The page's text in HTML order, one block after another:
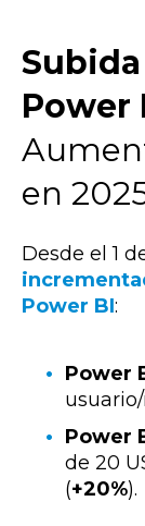
Power
en
Desde el 1
Power BI:
Power
Power
de 20
(+20%).